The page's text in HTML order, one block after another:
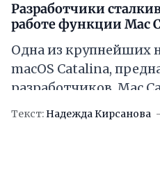
Разработчики
работе функции Mac
Одна из крупнейших
macOS Catalina,
разработчиков, Mac
для упрощения
Текст: Надежда Кирсанова